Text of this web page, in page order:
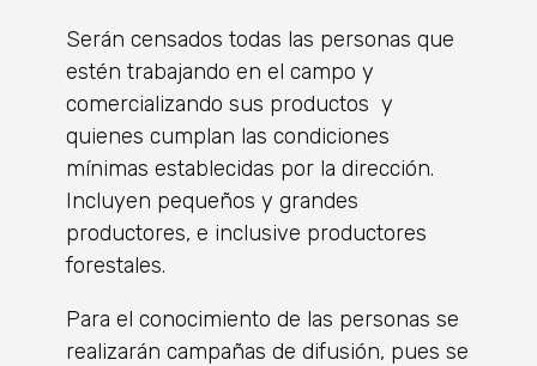
Serán censados todas las personas que
estén trabajando en el campo y
comercializando sus productos y
quienes cumplan las condiciones
mínimas establecidas por la dirección.
Incluyen pequeños y grandes
productores, e inclusive productores
forestales.
Para el conocimiento de las personas se
realizarán campañas de difusión, pues se